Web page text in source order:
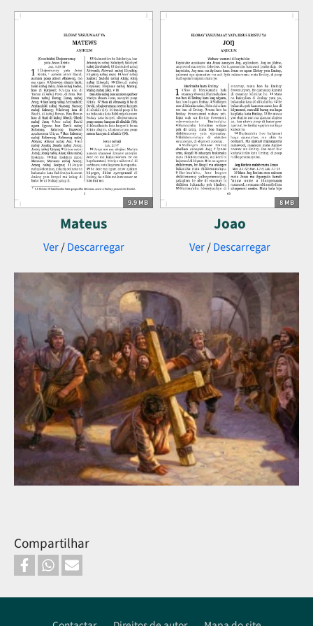
9.9 MB
Mateus
Ver/Descarregar
8 MB
Joao
Ver/Descarregar
Compartilhar